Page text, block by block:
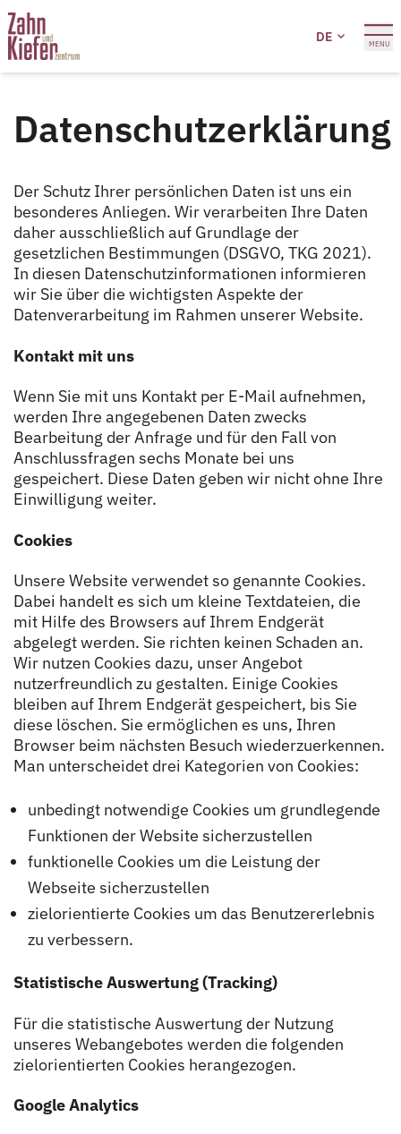
DE MENU
Datenschutzerklärung
Der Schutz Ihrer persönlichen Daten ist uns ein
besonderes Anliegen. Wir verarbeiten Ihre Daten
daher ausschließlich auf Grundlage der
gesetzlichen Bestimmungen (DSGVO, TKG 2021).
In diesen Datenschutzinformationen informieren
wir Sie über die wichtigsten Aspekte der
Datenverarbeitung im Rahmen unserer Website.
Kontakt mit uns
Wenn Sie mit uns Kontakt per E-Mail aufnehmen,
werden Ihre angegebenen Daten zwecks
Bearbeitung der Anfrage und für den Fall von
Anschlussfragen sechs Monate bei uns
gespeichert. Diese Daten geben wir nicht ohne Ihre
Einwilligung weiter.
Cookies
Unsere Website verwendet so genannte Cookies.
Dabei handelt es sich um kleine Textdateien, die
mit Hilfe des Browsers auf Ihrem Endgerät
abgelegt werden. Sie richten keinen Schaden an.
Wir nutzen Cookies dazu, unser Angebot
nutzerfreundlich zu gestalten. Einige Cookies
bleiben auf Ihrem Endgerät gespeichert, bis Sie
diese löschen. Sie ermöglichen es uns, Ihren
Browser beim nächsten Besuch wiederzuerkennen.
Man unterscheidet drei Kategorien von Cookies:
unbedingt notwendige Cookies um grundlegende
Funktionen der Website sicherzustellen
funktionelle Cookies um die Leistung der
Webseite sicherzustellen
zielorientierte Cookies um das Benutzererlebnis
zu verbessern.
Statistische Auswertung (Tracking)
Für die statistische Auswertung der Nutzung
unseres Webangebotes werden die folgenden
zielorientierten Cookies herangezogen.
Google Analytics